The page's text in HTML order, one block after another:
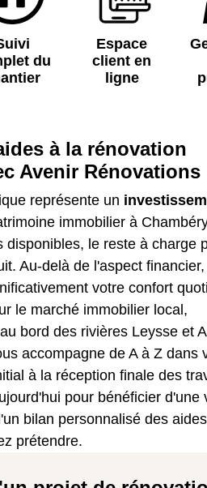
du
Espace
client en
ligne
à la rénovation
Avenir Rénovations
représente un
immobilier à
disponibles, le reste à charge
Au-delà de l'aspect
votre confort
le marché immobilier local,
bord des rivières Leysse et
accompagne de A à Z dans
à la réception finale des
pour bénéficier d'une
bilan personnalisé des aides
prétendre.